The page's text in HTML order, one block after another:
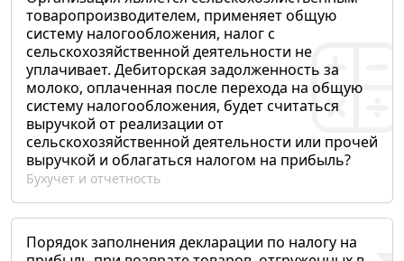
товаропроизводителем, применяет общую
систему налогообложения, налог с
сельскохозяйственной деятельности не
уплачивает. Дебиторская задолженность за
молоко, оплаченная после перехода на общую
систему налогообложения, будет считаться
выручкой от реализации от
сельскохозяйственной деятельности или прочей
выручкой и облагаться налогом на прибыль?
Бухучет и отчетность
Порядок заполнения декларации по налогу на